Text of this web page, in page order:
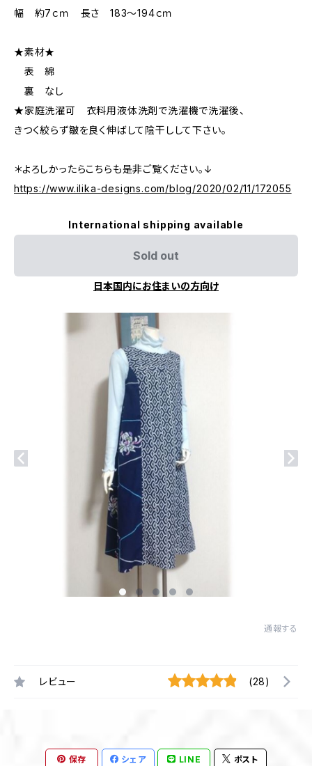
幅 約7ｃｍ 長さ 183～194ｃｍ
★素材★
表 綿
裏 なし
★家庭洗濯可 衣料用液体洗剤で洗濯機で洗濯後、
きつく絞らず皺を良く伸ばして陰干しして下さい。
＊よろしかったらこちらも是非ご覧ください。↓
https://www.ilika-designs.com/blog/2020/02/11/172055
International shipping available
Sold out
日本国内にお住まいの方向け
通報する
レビュー (28)
保存 シェア LINE ポスト